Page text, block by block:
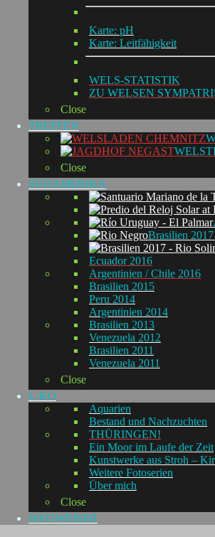
Karte: pH
Karte: Leitfähigkeit
WELS-STATISTIK
ZU WELSEN
Close
TREFFEN
Close
SÜDAMERIKA
Brasilien
Ecuador 2016
Argentinien / Chile 2016
Brasilien 2015
Peru 2014
Argentinien 2014
Brasilien 2013
Venezuela 2012
Brasilien 2011
Venezuela 2011
Close
L-KO
Aquarien
Bestand und Nachzuchten
THÜRINGEN!
Ein Moor im Laufe der Zeit
Kunstwerke aus Stroh –
Weitere Fotoserien
Über mich
Close
WEGWEISER